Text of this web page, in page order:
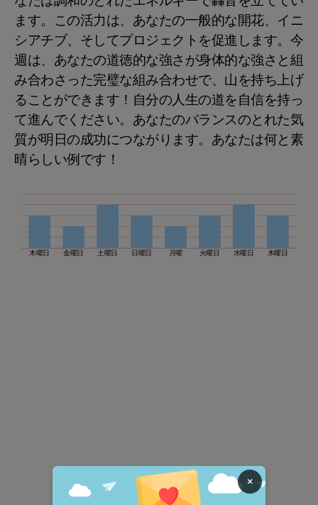
木曜日 金曜日 土曜日 日曜日 月曜 火曜日 水曜日 木曜日
ます。この活力は、あなたの一般的な開花、イニ
シアチブ、そしてプロジェクトを促進します。今
週は、あなたの道徳的な強さが身体的な強さと組
み合わさった完璧な組み合わせで、山を持ち上げ
ることができます！自分の人生の道を自信を持っ
て進んでください。あなたのバランスのとれた気
質が明日の成功につながります。あなたは何と素
晴らしい例です！
×